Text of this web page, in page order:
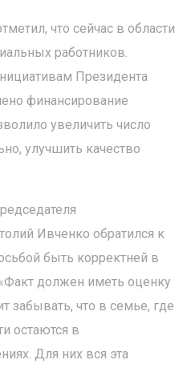
что сейчас в области
работников.
Президента
финансирование
увеличить число
улучшить качество
Ивченко обратился к
быть корректней в
должен иметь оценку
забывать, что в семье, где
остаются в
Для них вся эта